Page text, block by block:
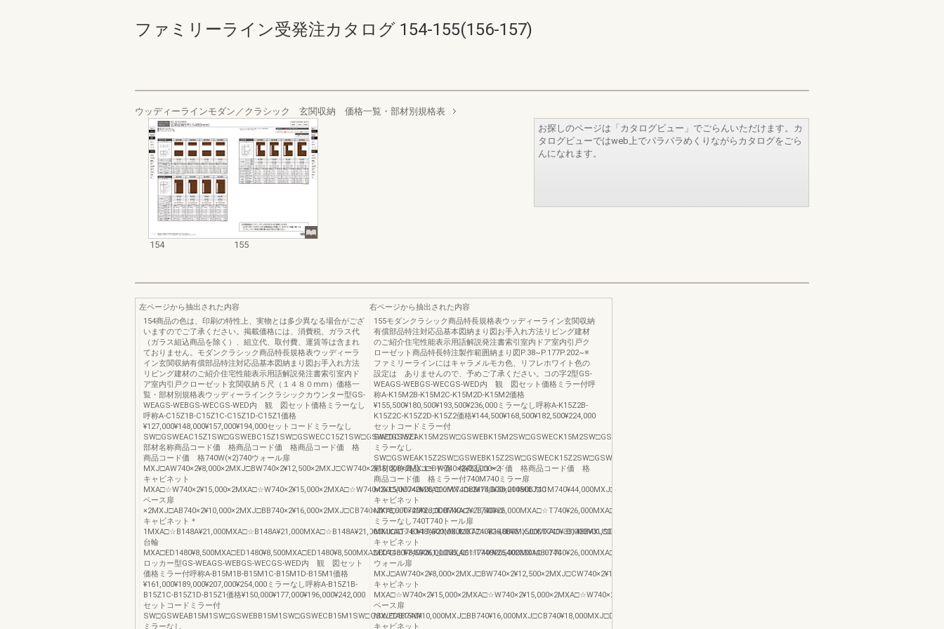
ファミリーライン受発注カタログ 154-155(156-157)
ウッディーラインモダン／クラシック 玄関収納 価格一覧・部材別規格表
154 155
お探しのページは「カタログビュー」でごらんいただけます。カ
タログビューではweb上でパラパラめくりながらカタログをごら
んになれます。
左ページから抽出された内容
154商品の色は、印刷の特性上、実物とは多少異なる場合がござ
いますのでご了承ください。掲載価格には、消費税、ガラス代
（ガラス組込商品を除く）、組立代、取付費、運賃等は含まれ
ておりません。モダンクラシック商品特長規格表ウッディーラ
イン玄関収納有償部品特注対応品基本図納まり図お手入れ方法
リビング建材のご紹介住宅性能表示用語解説発注書索引室内ド
ア室内引戸クローゼット玄関収納５尺（１４８０mm）価格一
覧・部材別規格表ウッディーラインクラシックカウンター型GS-
WEAGS-WEBGS-WECGS-WED内 観 図セット価格ミラーなし
呼称A-C15Z1B-C15Z1C-C15Z1D-C15Z1価格
¥127,000¥148,000¥157,000¥194,000セットコードミラーなし
SW□GSWEAC15Z1SW□GSWEBC15Z1SW□GSWECC15Z1SW□GSWEDC15Z1
部材名称商品コード価 格商品コード価 格商品コード価 格
商品コード価 格740W(×2)740ウォール扉
MXJ□AW740×2¥8,000×2MXJ□BW740×2¥12,500×2MXJ□CW740×2¥15,000×2MXJ□DW740×2¥23,000×2
キャビネット
MXA□☆W740×2¥15,000×2MXA□☆W740×2¥15,000×2MXA□☆W740×2¥15,000×2MXA□☆W740×2¥15,000×21480B740
ベース扉
×2MXJ□AB740×2¥10,000×2MXJ□BB740×2¥16,000×2MXJ□CB740×2¥18,000×2MXJ□DB740×2¥28,500×2
キャビネット＊
1MXA□☆B148A¥21,000MXA□☆B148A¥21,000MXA□☆B148A¥21,000MXA□☆B148A¥21,000MXA□☆B148B¥31,500MXA□☆B148B¥31,500MXA□☆B148B¥31,500MXA□☆B148B¥31,5001480D1480
台輪
MXA□ED1480¥8,500MXA□ED1480¥8,500MXA□ED1480¥8,500MXA□ED1480¥8,500K1_L055_061174092054023301480740
ロッカー型GS-WEAGS-WEBGS-WECGS-WED内 観 図セット
価格ミラー付呼称A-B15M1B-B15M1C-B15M1D-B15M1価格
¥161,000¥189,000¥207,000¥254,000ミラーなし呼称A-B15Z1B-
B15Z1C-B15Z1D-B15Z1価格¥150,000¥177,000¥196,000¥242,000
セットコードミラー付
SW□GSWEAB15M1SW□GSWEBB15M1SW□GSWECB15M1SW□GSWEDB15M1
ミラーなし
右ページから抽出された内容
155モダンクラシック商品特長規格表ウッディーライン玄関収納
有償部品特注対応品基本図納まり図お手入れ方法リビング建材
のご紹介住宅性能表示用語解説発注書索引室内ドア室内引戸ク
ローゼット商品特長特注製作範囲納まり図P.38~P.177P.202~※
ファミリーラインにはキャラメルモカ色、リフレホワイト色の
設定は ありませんので、予めご了承ください。コの字2型GS-
WEAGS-WEBGS-WECGS-WED内 観 図セット価格ミラー付呼
称A-K15M2B-K15M2C-K15M2D-K15M2価格
¥155,500¥180,500¥193,500¥236,000ミラーなし呼称A-K15Z2B-
K15Z2C-K15Z2D-K15Z2価格¥144,500¥168,500¥182,500¥224,000
セットコードミラー付
SW□GSWEAK15M2SW□GSWEBK15M2SW□GSWECK15M2SW□GSWEDK15M2
ミラーなし
SW□GSWEAK15Z2SW□GSWEBK15Z2SW□GSWECK15Z2SW□GSWEDK15Z2
部材名称商品コード価 格商品コード価 格商品コード価 格
商品コード価 格ミラー付740M740ミラー扉
MXJ□AM740¥28,000MXJ□BM740¥38,000MXJ□CM740¥44,000MXJ□DM740¥60,000
キャビネット
MXA□☆T740¥26,000MXA□☆T740¥26,000MXA□☆T740¥26,000MXA□☆T740¥26,000
ミラーなし740T740トール扉
MXJ□AT740¥17,000MXJ□BT740¥26,000MXJ□CT740¥33,000MXJ□DT740¥48,000
キャビネット
MXA□☆T740¥26,000MXA□☆T740¥26,000MXA□☆T740¥26,000MXA□☆T740¥26,000740W(×2)740
ウォール扉
MXJ□AW740×2¥8,000×2MXJ□BW740×2¥12,500×2MXJ□CW740×2¥15,000×2MXJ□DW740×2¥23,000×2
キャビネット
MXA□☆W740×2¥15,000×2MXA□☆W740×2¥15,000×2MXA□☆W740×2¥15,000×2MXA□☆W740×2¥15,000×2740B740
ベース扉
MXJ□AB740¥10,000MXJ□BB740¥16,000MXJ□CB740¥18,000MXJ□DB740¥28,500
キャビネット